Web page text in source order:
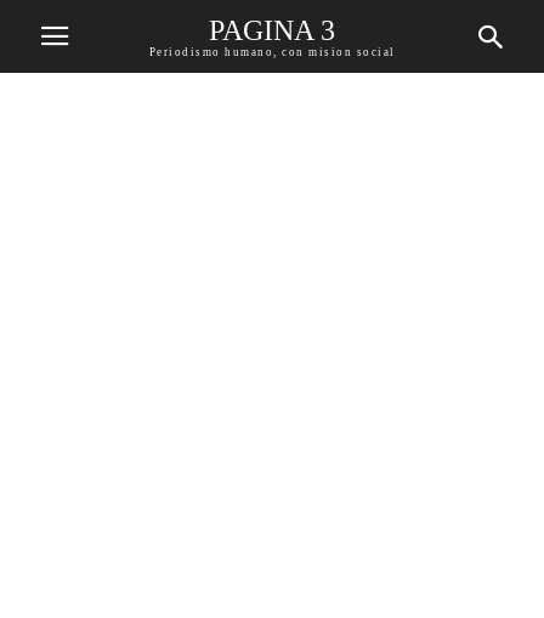
PAGINA 3
Periodismo humano, con mision social